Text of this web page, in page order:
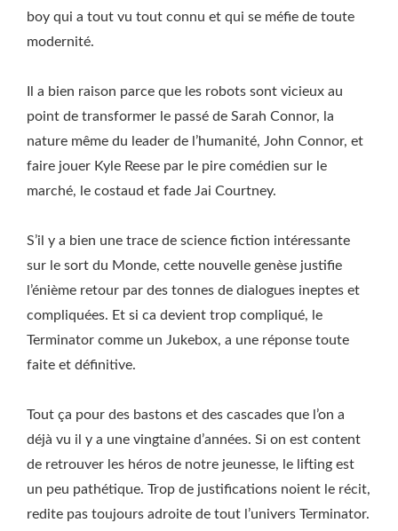
boy qui a tout vu tout connu et qui se méfie de toute
modernité.
Il a bien raison parce que les robots sont vicieux au
point de transformer le passé de Sarah Connor, la
nature même du leader de l’humanité, John Connor, et
faire jouer Kyle Reese par le pire comédien sur le
marché, le costaud et fade Jai Courtney.
S’il y a bien une trace de science fiction intéressante
sur le sort du Monde, cette nouvelle genèse justifie
l’énième retour par des tonnes de dialogues ineptes et
compliquées. Et si ca devient trop compliqué, le
Terminator comme un Jukebox, a une réponse toute
faite et définitive.
Tout ça pour des bastons et des cascades que l’on a
déjà vu il y a une vingtaine d’années. Si on est content
de retrouver les héros de notre jeunesse, le lifting est
un peu pathétique. Trop de justifications noient le récit,
redite pas toujours adroite de tout l’univers Terminator.